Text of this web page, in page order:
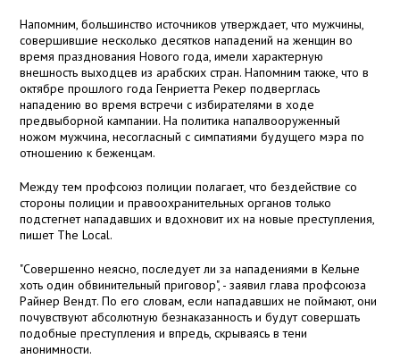
Напомним, большинство источников утверждает, что мужчины,
совершившие несколько десятков нападений на женщин во
время празднования Нового года, имели характерную
внешность выходцев из арабских стран. Напомним также, что в
октябре прошлого года Генриетта Рекер подверглась
нападению во время встречи с избирателями в ходе
предвыборной кампании. На политика напалвооруженный
ножом мужчина, несогласный с симпатиями будущего мэра по
отношению к беженцам.
Между тем профсоюз полиции полагает, что бездействие со
стороны полиции и правоохранительных органов только
подстегнет нападавших и вдохновит их на новые преступления,
пишет The Local.
"Совершенно неясно, последует ли за нападениями в Кельне
хоть один обвинительный приговор", - заявил глава профсоюза
Райнер Вендт. По его словам, если нападавших не поймают, они
почувствуют абсолютную безнаказанность и будут совершать
подобные преступления и впредь, скрываясь в тени
анонимности.